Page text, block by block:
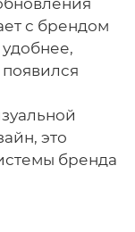
с брендом
это
бренда